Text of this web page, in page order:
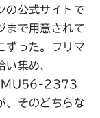
の公式サイトで
で用意されて
った。フリマ
集め、
2373
、そのどちらな